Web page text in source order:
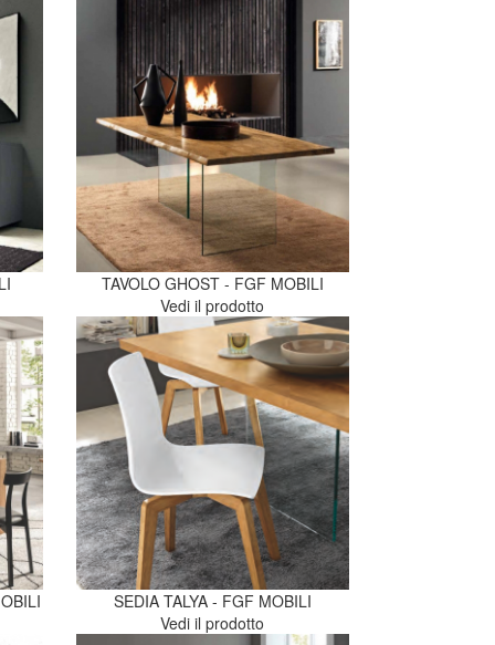
TAVOLO GHOST - FGF MOBILI
Vedi il prodotto
SEDIA TALYA - FGF MOBILI
Vedi il prodotto